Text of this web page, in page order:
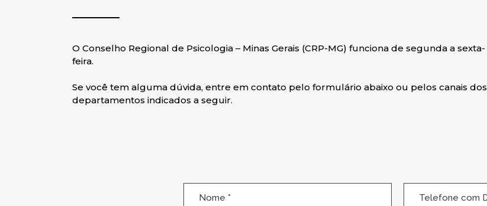
O Conselho Regional de Psicologia – Minas Gerais (CRP-MG) funciona de segunda a sexta-
feira.
Se você tem alguma dúvida, entre em contato pelo formulário abaixo ou pelos canais dos
departamentos indicados a seguir.
(obrigatório)
com